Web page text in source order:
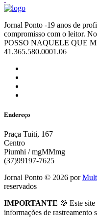
Jornal Ponto -19 anos de
compromisso com o leitor.
POSSO NAQUELE QUE
41.365.580.0001.06
Endereço
Praça Tuiti, 167
Centro
Piumhi / mgMMmg
(37)99197-7625
Jornal Ponto © 2026 por
reservados
IMPORTANTE 🍪 Este
informações de rastreamento